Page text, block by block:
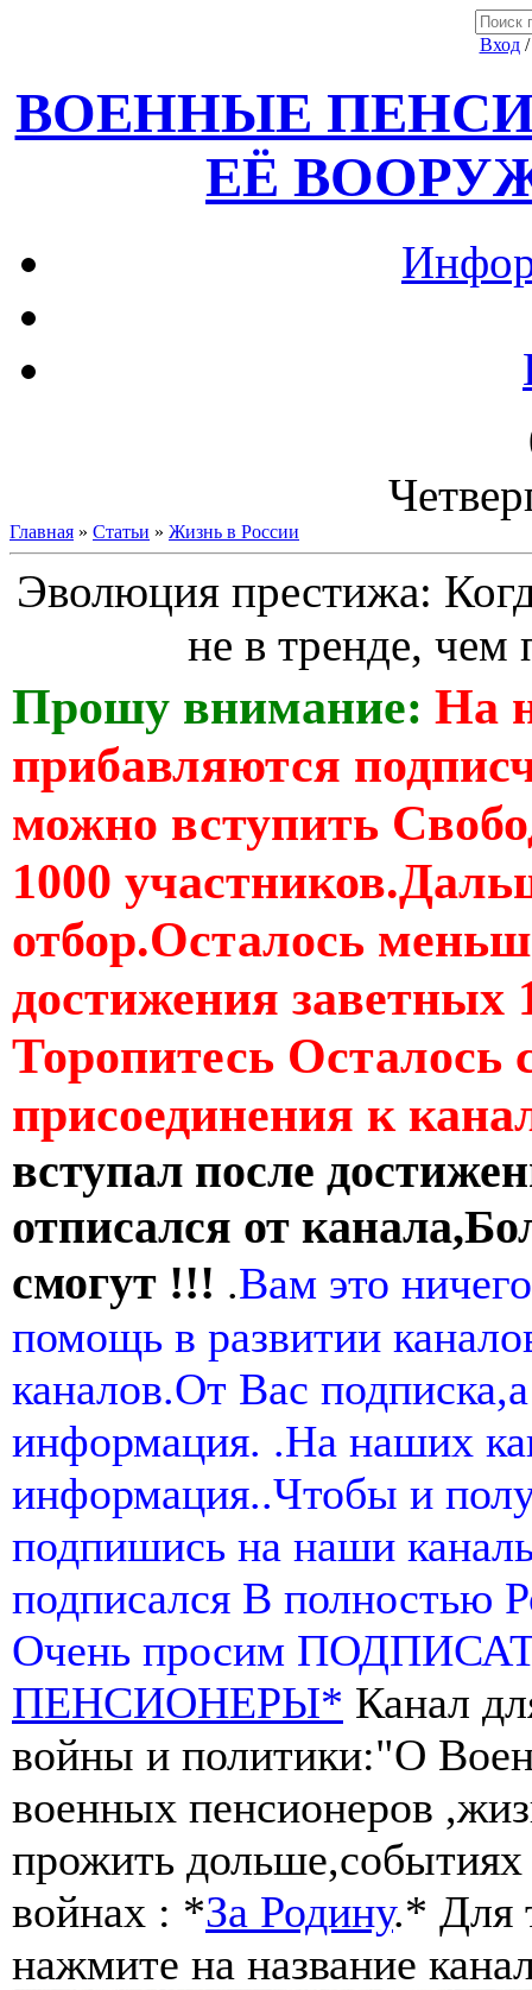
Вход
ВОЕННЫЕ
ЕЁ
Главная » Статьи » Жизнь в России
Эволюция престижа:
не в тренде, чем
Прошу внимание: На
прибавляются
можно вступить
1000
отбор.Осталось
достижения заветных
Торопитесь Осталось
присоединения к
вступал после
отписался от
смогут !!! .Вам это
помощь в развитии
каналов.От Вас
информация. .На наших
информация..Чтобы и
подпишись на наши
подписался В полностью
Очень просим
ПЕНСИОНЕРЫ* Канал
войны и политики:"О
военных пенсионеров
прожить
войнах : *За Родину.* Для
нажмите на название